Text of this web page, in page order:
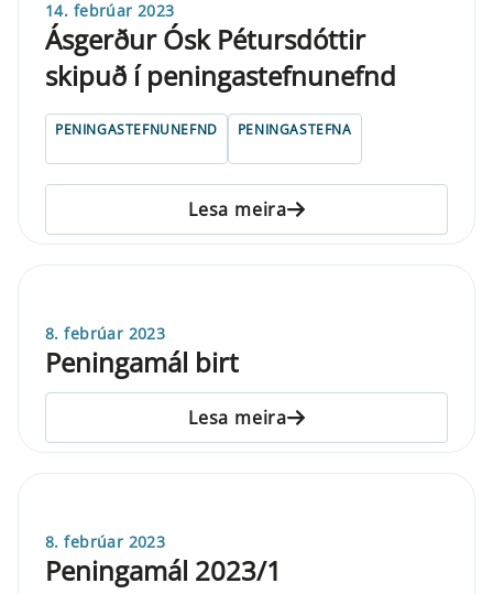
14. febrúar 2023
Ásgerður Ósk Pétursdóttir
skipuð í peningastefnunefnd
PENINGASTEFNUNEFND PENINGASTEFNA
Lesa meira
8. febrúar 2023
Peningamál birt
Lesa meira
8. febrúar 2023
Peningamál 2023/1